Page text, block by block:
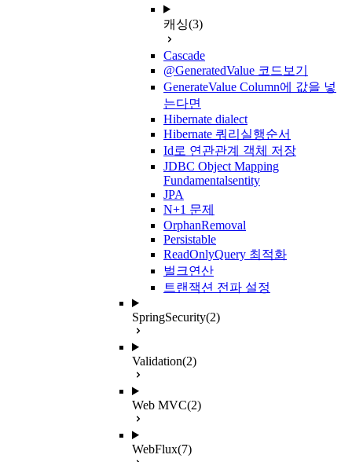
캐싱(3)
Cascade
@GeneratedValue 코드보기
GenerateValue Column에 값을 넣
는다면
Hibernate dialect
Hibernate 쿼리실행순서
Id로 연관관계 객체 저장
JDBC Object Mapping
Fundamentalsentity
JPA
N+1 문제
OrphanRemoval
Persistable
ReadOnlyQuery 최적화
벌크연산
트랜잭션 전파 설정
SpringSecurity(2)
Validation(2)
Web MVC(2)
WebFlux(7)